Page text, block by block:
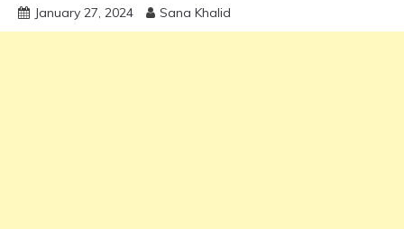
January 27, 2024 Sana Khalid